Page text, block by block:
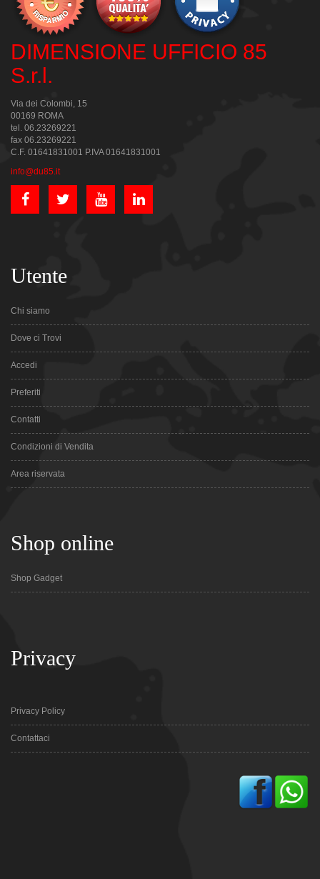
DIMENSIONE UFFICIO 85
S.r.l.
Via dei Colombi, 15
00169 ROMA
tel. 06.23269221
fax 06.23269221
C.F. 01641831001 P.IVA 01641831001
info@du85.it
Utente
Chi siamo
Dove ci Trovi
Accedi
Preferiti
Contatti
Condizioni di Vendita
Area riservata
Shop online
Shop Gadget
Privacy
Privacy Policy
Contattaci